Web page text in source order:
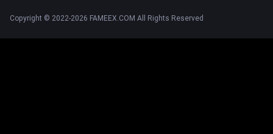
Copyright © 2022-2026 FAMEEX.COM All Rights Reserved